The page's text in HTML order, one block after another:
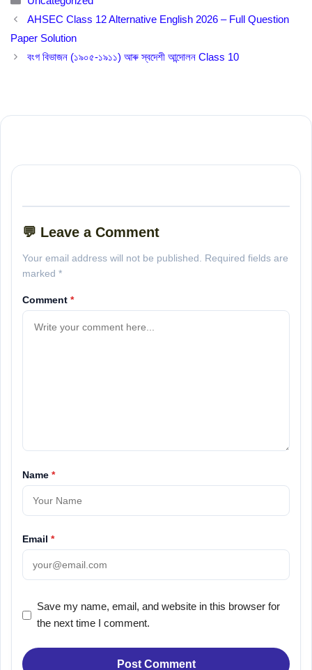
AHSEC Class 12 Alternative English 2026 – Full Question
Paper Solution
বংগ বিভাজন (১৯০৫-১৯১১) আৰু স্বদেশী আন্দোলন Class 10
💬 Leave a Comment
Your email address will not be published. Required fields are
marked *
Comment *
Name *
Email *
Save my name, email, and website in this browser for
the next time I comment.